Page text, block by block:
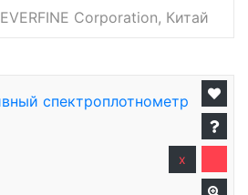
EVERFINE Corporation, Китай
x